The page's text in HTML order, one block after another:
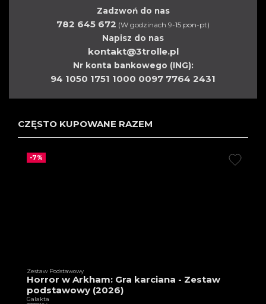
Zadzwoń do nas
782 645 672 (W godzinach 9-15 pon-pt)
Napisz do nas
kontakt@3trolle.pl
Nr konta bankowego (ING):
94 1050 1751 1000 0097 7764 2431
CZĘSTO KUPOWANE RAZEM
-7%
Zestaw Podstawowy
Horror w Arkham: Gra karciana - Zestaw
podstawowy (2026)
Galakta